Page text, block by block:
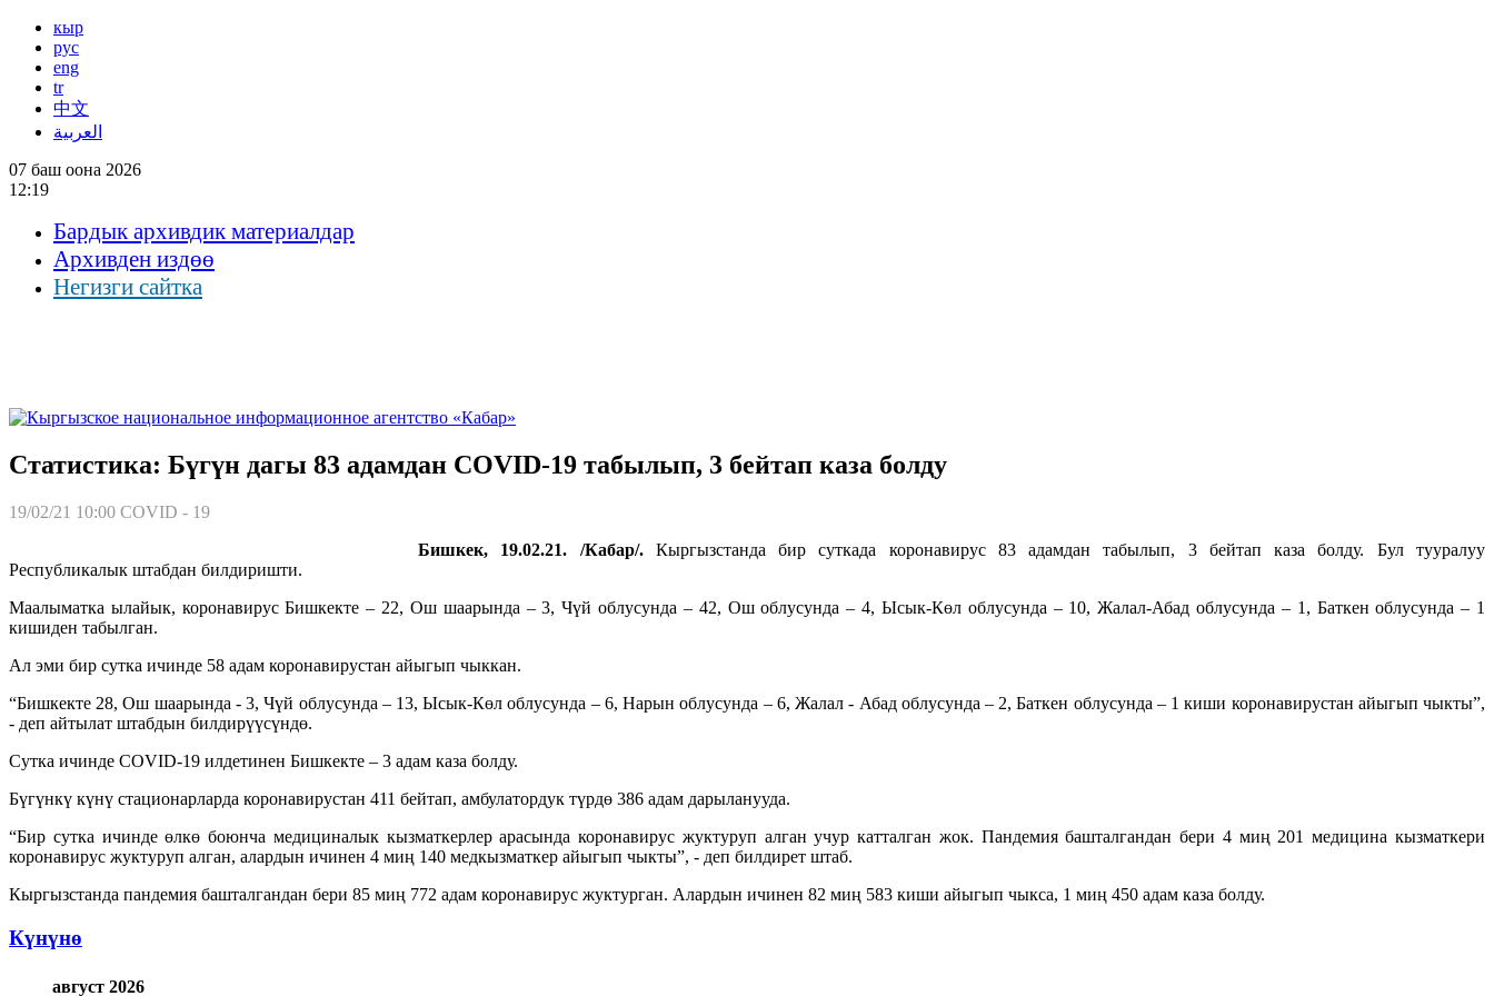
кыр
рус
eng
tr
中文
العربية
07 баш оона 2026
12:19
Бардык архивдик материалдар
Архивден издөө
Негизги сайтка
Статистика: Бүгүн дагы 83 адамдан COVID-19 табылып, 3 бейтап каза болду
19/02/21 10:00 COVID - 19
Бишкек, 19.02.21. /Кабар/.Кыргызстанда бир суткада коронавирус 83 адамдан табылып, 3 бейтап каза болду. Бул тууралуу
Республикалык штабдан билдиришти.
Маалыматка ылайык, коронавирус Бишкекте – 22, Ош шаарында – 3, Чүй облусунда – 42, Ош облусунда – 4, Ысык-Көл облусунда – 10, Жалал-Абад облусунда – 1, Баткен облусунда – 1
кишиден табылган.
Ал эми бир сутка ичинде 58 адам коронавирустан айыгып чыккан.
“Бишкекте 28, Ош шаарында - 3, Чүй облусунда – 13, Ысык-Көл облусунда – 6, Нарын облусунда – 6, Жалал - Абад облусунда – 2, Баткен облусунда – 1 киши коронавирустан айыгып чыкты”,
- деп айтылат штабдын билдирүүсүндө.
Сутка ичинде COVID-19 илдетинен Бишкекте – 3 адам каза болду.
Бүгүнкү күнү стационарларда коронавирустан 411 бейтап, амбулатордук түрдө 386 адам дарыланууда.
“Бир сутка ичинде өлкө боюнча медициналык кызматкерлер арасында коронавирус жуктуруп алган учур катталган жок. Пандемия башталгандан бери 4 миң 201 медицина кызматкери
коронавирус жуктуруп алган, алардын ичинен 4 миң 140 медкызматкер айыгып чыкты”, - деп билдирет штаб.
Кыргызстанда пандемия башталгандан бери 85 миң 772 адам коронавирус жуктурган. Алардын ичинен 82 миң 583 киши айыгып чыкса, 1 миң 450 адам каза болду.
Күнүнө
август 2026